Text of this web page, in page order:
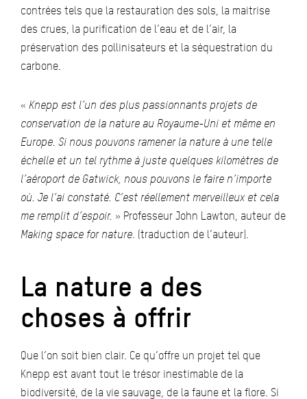
contrées tels que la restauration des sols, la maitrise
des crues, la purification de l’eau et de l’air, la
préservation des pollinisateurs et la séquestration du
carbone.
« Knepp est l’un des plus passionnants projets de
conservation de la nature au Royaume-Uni et même en
Europe. Si nous pouvons ramener la nature à une telle
échelle et un tel rythme à juste quelques kilomètres de
l’aéroport de Gatwick, nous pouvons le faire n’importe
où. Je l’ai constaté. C’est réellement merveilleux et cela
me remplit d’espoir. » Professeur John Lawton, auteur de
Making space for nature. (traduction de l’auteur).
La nature a des
choses à offrir
Que l’on soit bien clair. Ce qu’offre un projet tel que
Knepp est avant tout le trésor inestimable de la
biodiversité, de la vie sauvage, de la faune et la flore. Si